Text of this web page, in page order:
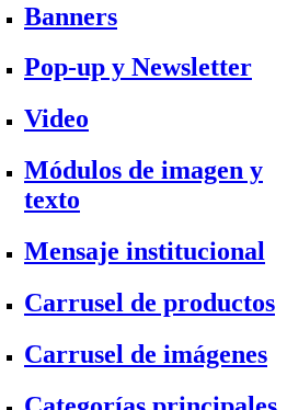
Banners
Pop-up y Newsletter
Video
Módulos de imagen y
texto
Mensaje institucional
Carrusel de productos
Carrusel de imágenes